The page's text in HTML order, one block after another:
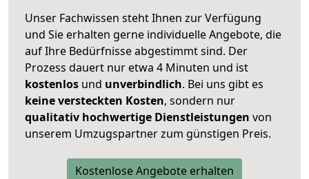
Unser Fachwissen steht Ihnen zur Verfügung
und Sie erhalten gerne individuelle Angebote, die
auf Ihre Bedürfnisse abgestimmt sind. Der
Prozess dauert nur etwa 4 Minuten und ist
kostenlos und unverbindlich. Bei uns gibt es
keine versteckten Kosten, sondern nur
qualitativ hochwertige Dienstleistungen von
unserem Umzugspartner zum günstigen Preis.
Kostenlose Angebote erhalten